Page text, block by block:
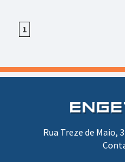
1
Rua Treze de Maio,